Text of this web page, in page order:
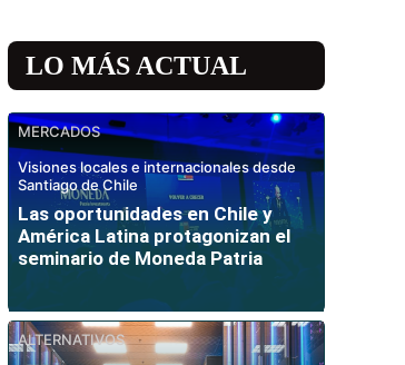
LO MÁS ACTUAL
MERCADOS
Visiones locales e internacionales desde
Santiago de Chile
Las oportunidades en Chile y
América Latina protagonizan el
seminario de Moneda Patria
ALTERNATIVOS